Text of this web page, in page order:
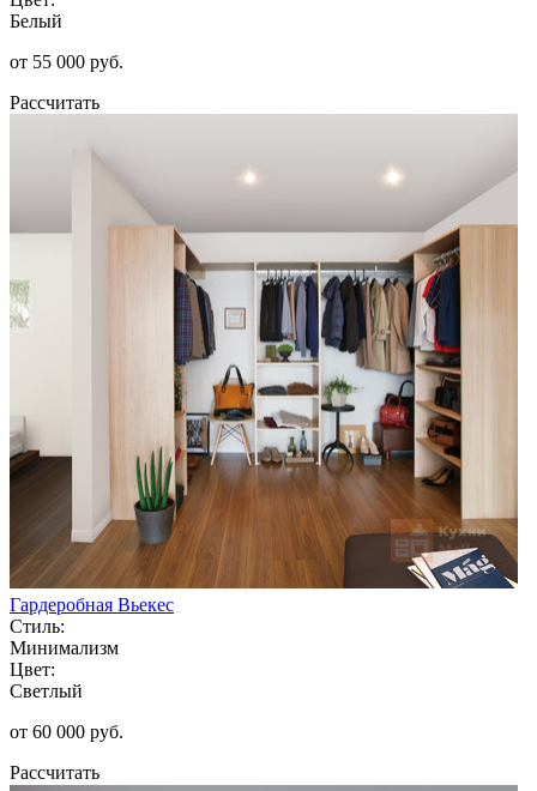
Белый
от 55 000 руб.
Рассчитать
Гардеробная Вьекес
Стиль:
Минимализм
Цвет:
Светлый
от 60 000 руб.
Рассчитать